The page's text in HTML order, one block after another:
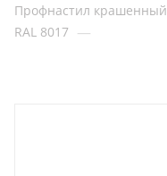
Профнастил крашенный
RAL 8017 —